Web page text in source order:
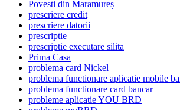
Povesti din Maramureș
prescriere credit
prescriere datorii
prescriptie
prescriptie executare silita
Prima Casa
problema card Nickel
problema functionare aplicatie mobile
problema functionare card bancar
probleme aplicatie YOU BRD